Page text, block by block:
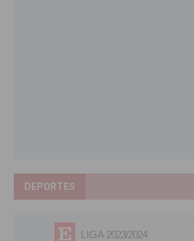
DEPORTES